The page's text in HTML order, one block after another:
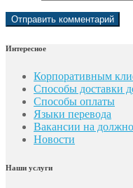
Интересное
Корпоративным
Способы доставки
Способы оплаты
Языки перевода
Вакансии на
Новости
Наши услуги